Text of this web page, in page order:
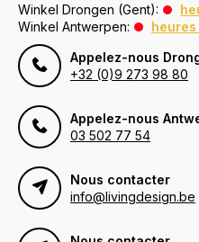
Winkel Drongen (Gent):
Winkel Antwerpen:
Appelez-nous
+32 (0)9 273 98 80
Appelez-nous
03 502 77 54
Nous contacter
info@livingdesign.be